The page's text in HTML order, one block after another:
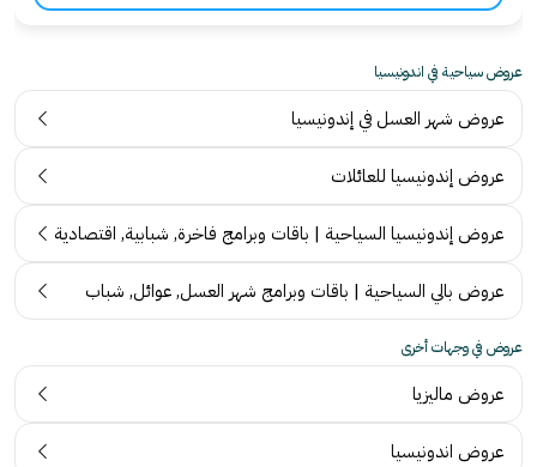
عروض سياحية في اندونيسيا
عروض شهر العسل في إندونيسيا
عروض إندونيسيا للعائلات
عروض إندونيسيا السياحية | باقات وبرامج فاخرة, شبابية, اقتصادية
عروض بالي السياحية | باقات وبرامج شهر العسل, عوائل, شباب
عروض في وجهات أخرى
عروض ماليزيا
عروض اندونيسيا
ت